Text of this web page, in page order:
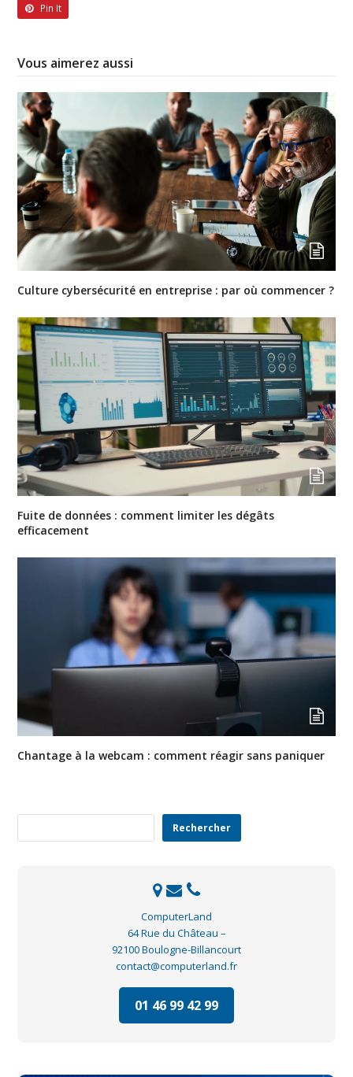
Pin It
Vous aimerez aussi
Culture cybersécurité en entreprise : par où commencer ?
Fuite de données : comment limiter les dégâts
efficacement
Chantage à la webcam : comment réagir sans paniquer
Rechercher
ComputerLand
64 Rue du Château –
92100 Boulogne-Billancourt
contact@computerland.fr
01 46 99 42 99